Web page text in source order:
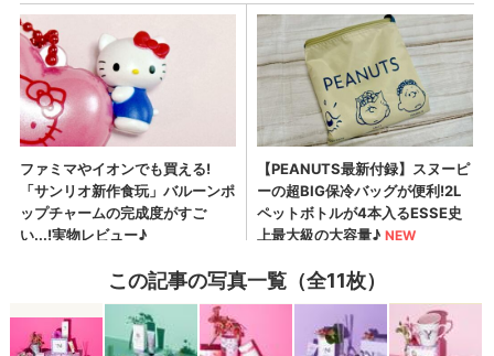
この記事の写真一覧（全11枚）